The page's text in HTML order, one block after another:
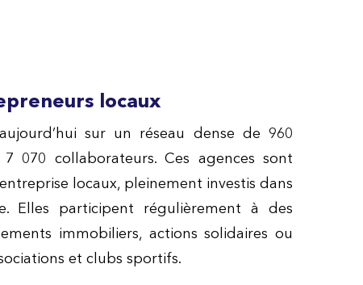
locaux
sur un réseau dense de 960
070 collaborateurs. Ces agences sont
locaux, pleinement investis dans
Elles participent régulièrement à des
immobiliers, actions solidaires ou
et clubs sportifs.